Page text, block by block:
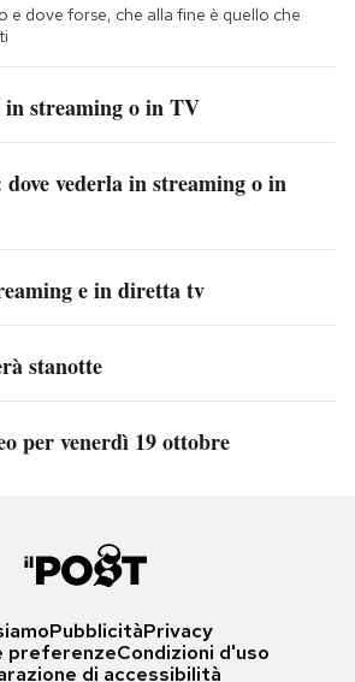
e dove forse, che alla fine è quello che
streaming o in TV
vederla in streaming o in
e in diretta tv
stanotte
per venerdì 19 ottobre
PubblicitàPrivacy
preferenzeCondizioni d'uso
di accessibilità